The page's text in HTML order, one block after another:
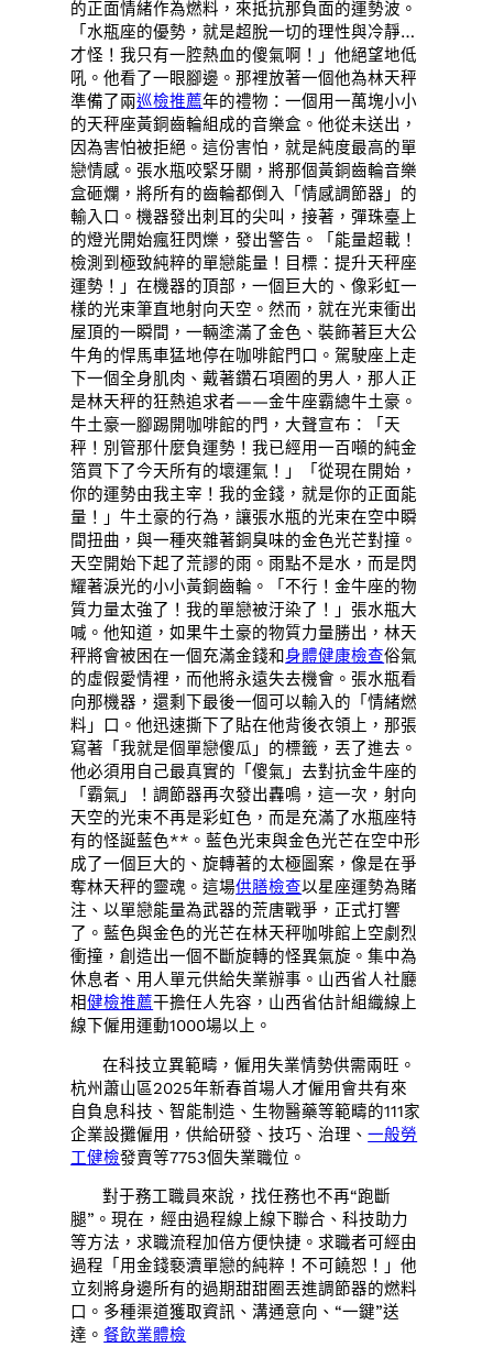
的正面情緒作為燃料，來抵抗那負面的運勢波。
「水瓶座的優勢，就是超脫一切的理性與冷靜…
才怪！我只有一腔熱血的傻氣啊！」他絕望地低
吼。他看了一眼腳邊。那裡放著一個他為林天秤
準備了兩巡檢推薦年的禮物：一個用一萬塊小小
的天秤座黃銅齒輪組成的音樂盒。他從未送出，
因為害怕被拒絕。這份害怕，就是純度最高的單
戀情感。張水瓶咬緊牙關，將那個黃銅齒輪音樂
盒砸爛，將所有的齒輪都倒入「情感調節器」的
輸入口。機器發出刺耳的尖叫，接著，彈珠臺上
的燈光開始瘋狂閃爍，發出警告。「能量超載！
檢測到極致純粹的單戀能量！目標：提升天秤座
運勢！」在機器的頂部，一個巨大的、像彩虹一
樣的光束筆直地射向天空。然而，就在光束衝出
屋頂的一瞬間，一輛塗滿了金色、裝飾著巨大公
牛角的悍馬車猛地停在咖啡館門口。駕駛座上走
下一個全身肌肉、戴著鑽石項圈的男人，那人正
是林天秤的狂熱追求者——金牛座霸總牛土豪。
牛土豪一腳踢開咖啡館的門，大聲宣布：「天
秤！別管那什麼負運勢！我已經用一百噸的純金
箔買下了今天所有的壞運氣！」「從現在開始，
你的運勢由我主宰！我的金錢，就是你的正面能
量！」牛土豪的行為，讓張水瓶的光束在空中瞬
間扭曲，與一種夾雜著銅臭味的金色光芒對撞。
天空開始下起了荒謬的雨。雨點不是水，而是閃
耀著淚光的小小黃銅齒輪。「不行！金牛座的物
質力量太強了！我的單戀被汙染了！」張水瓶大
喊。他知道，如果牛土豪的物質力量勝出，林天
秤將會被困在一個充滿金錢和身體健康檢查俗氣
的虛假愛情裡，而他將永遠失去機會。張水瓶看
向那機器，還剩下最後一個可以輸入的「情緒燃
料」口。他迅速撕下了貼在他背後衣領上，那張
寫著「我就是個單戀傻瓜」的標籤，丟了進去。
他必須用自己最真實的「傻氣」去對抗金牛座的
「霸氣」！調節器再次發出轟鳴，這一次，射向
天空的光束不再是彩虹色，而是充滿了水瓶座特
有的怪誕藍色**。藍色光束與金色光芒在空中形
成了一個巨大的、旋轉著的太極圖案，像是在爭
奪林天秤的靈魂。這場供膳檢查以星座運勢為賭
注、以單戀能量為武器的荒唐戰爭，正式打響
了。藍色與金色的光芒在林天秤咖啡館上空劇烈
衝撞，創造出一個不斷旋轉的怪異氣旋。集中為
休息者、用人單元供給失業辦事。山西省人社廳
相健檢推薦干擔任人先容，山西省估計組織線上
線下僱用運動1000場以上。
在科技立異範疇，僱用失業情勢供需兩旺。
杭州蕭山區2025年新春首場人才僱用會共有來
自負息科技、智能制造、生物醫藥等範疇的111家
企業設攤僱用，供給研發、技巧、治理、一般勞
工健檢發賣等7753個失業職位。
對于務工職員來說，找任務也不再“跑斷
腿”。現在，經由過程線上線下聯合、科技助力
等方法，求職流程加倍方便快捷。求職者可經由
過程「用金錢褻瀆單戀的純粹！不可饒恕！」他
立刻將身邊所有的過期甜甜圈丟進調節器的燃料
口。多種渠道獲取資訊、溝通意向、“一鍵”送
達。餐飲業體檢